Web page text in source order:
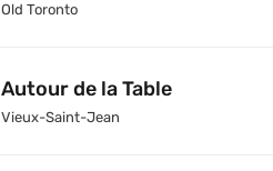
Old Toronto
Autour de la Table
Vieux-Saint-Jean